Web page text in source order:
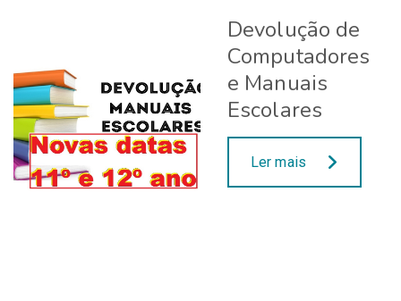
Devolução de
Computadores
e Manuais
Escolares
Ler mais